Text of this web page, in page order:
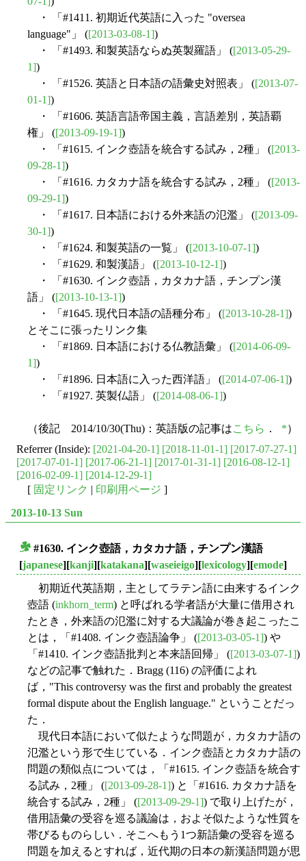
・ 「#1411. 初期近代英語に入った "oversea
language"」 ([2013-03-08-1])
・ 「#1493. 和製英語ならぬ英製羅語」 ([2013-05-29-
1])
・ 「#1526. 英語と日本語の語彙史対照表」 ([2013-07-
01-1])
・ 「#1606. 英語言語帝国主義，言語差別，英語覇
権」 ([2013-09-19-1])
・ 「#1615. インク壺語を統合する試み，2種」 ([2013-
09-28-1])
・ 「#1616. カタカナ語を統合する試み，2種」 ([2013-
09-29-1])
・ 「#1617. 日本語における外来語の氾濫」 ([2013-09-
30-1])
・ 「#1624. 和製英語の一覧」 ([2013-10-07-1])
・ 「#1629. 和製漢語」 ([2013-10-12-1])
・ 「#1630. インク壺語，カタカナ語，チンプン漢
語」 ([2013-10-13-1])
・ 「#1645. 現代日本語の語種分布」 ([2013-10-28-1])
とそこに張ったリンク集
・ 「#1869. 日本語における仏教語彙」 ([2014-06-09-
1])
・ 「#1896. 日本語に入った西洋語」 ([2014-07-06-1])
・ 「#1927. 英製仏語」 ([2014-08-06-1])
（後記 2014/10/30(Thu)：英語版の記事はこちら ． *）
Referrer (Inside): [2021-04-20-1] [2018-11-01-1] [2017-07-27-1]
[2017-07-01-1] [2017-06-21-1] [2017-01-31-1] [2016-08-12-1]
[2016-02-09-1] [2014-12-29-1]
[ 固定リンク | 印刷用ページ ]
2013-10-13 Sun
#1630. インク壺語，カタカナ語，チンプン漢語
[japanese][kanji][katakana][waseieigo][lexicology][emode]
初期近代英語期，主としてラテン語に由来するインク
壺語 (inkhorn_term) と呼ばれる学者語が大量に借用され
たとき，外来語の氾濫に対する大議論が巻き起こったこ
とは，「#1408. インク壺語論争」 ([2013-03-05-1]) や
「#1410. インク壺語批判と本来語回帰」 ([2013-03-07-1])
などの記事で触れた．Bragg (116) の評価によれ
ば，"This controversy was the first and probably the greatest
formal dispute about the English language." ということだっ
た．
現代日本語において似たような問題が，カタカナ語の
氾濫という形で生じている．インク壺語とカタカナ語の
問題の類似点については，「#1615. インク壺語を統合す
る試み，2種」 ([2013-09-28-1]) と「#1616. カタカナ語を
統合する試み，2種」 ([2013-09-29-1]) で取り上げたが，
借用語彙の受容を巡る議論は，およそ似たような性質を
帯びるものらしい．そこへもう1つ新語彙の受容を巡る
問題を加えるとすれば，近代期の日本の新漢語問題が思